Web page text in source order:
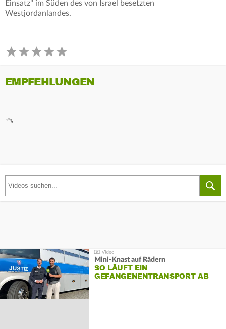
Einsatz" im Süden des von Israel besetzten
Westjordanlandes.
EMPFEHLUNGEN
Mini-Knast auf Rädern
SO LÄUFT EIN
GEFANGENENTRANSPORT AB